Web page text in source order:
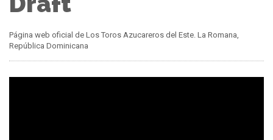
Página web oficial de Los Toros Azucareros del Este. La Romana,
República Dominicana